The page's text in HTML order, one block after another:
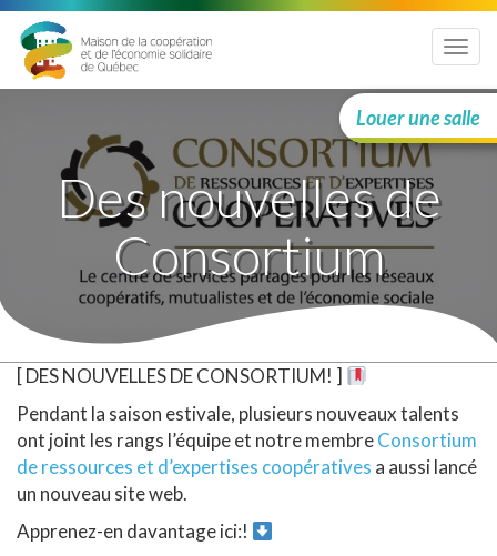
Menu
Louer une salle
Des nouvelles de
Consortium
[ DES NOUVELLES DE CONSORTIUM! ]
Pendant la saison estivale, plusieurs nouveaux talents
ont joint les rangs l’équipe et notre membreConsortium
de ressources et d’expertises coopératives a aussi lancé
un nouveau site web.
Apprenez-en davantage ici:!